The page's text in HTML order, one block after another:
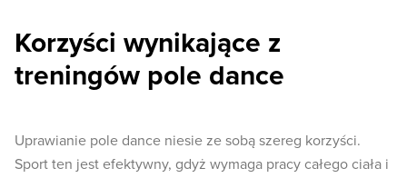
Korzyści wynikające z
treningów pole dance
Uprawianie pole dance niesie ze sobą szereg korzyści.
Sport ten jest efektywny, gdyż wymaga pracy całego ciała i